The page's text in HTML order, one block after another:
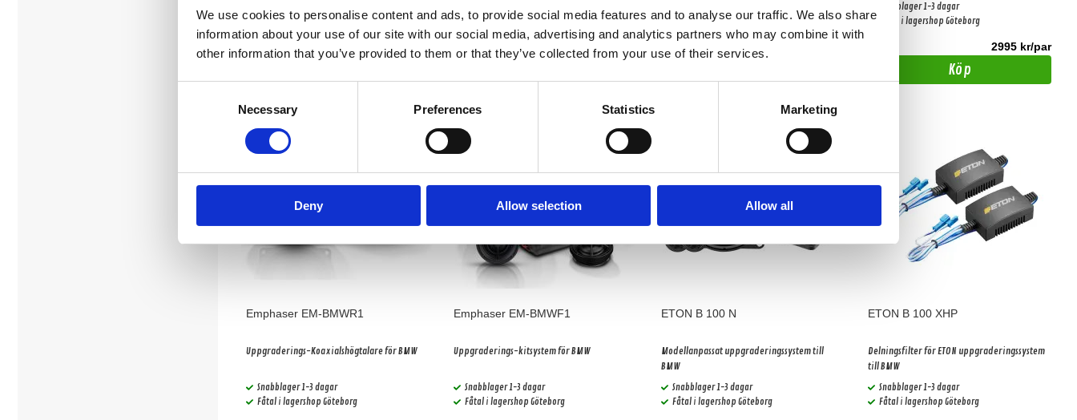
We use cookies to personalise content and ads, to provide social media features and to analyse our traffic. We also share
information about your use of our site with our social media, advertising and analytics partners who may combine it with
other information that you’ve provided to them or that they’ve collected from your use of their services.
Necessary Preferences Statistics Marketing
Deny Allow selection Allow all
Fåtal i lagershop Göteborg
1995 kr/par
Finns i lagershop Göteborg
2995 kr/par
Finns i lagershop Göteborg
Snabblager 1-3 dagar
Finns i lagershop Göteborg
2995 kr/par
Köp
Emphaser EM-BMWR1
Uppgraderings-Koaxialshögtalare för BMW
Snabblager 1-3 dagar
Fåtal i lagershop Göteborg
Emphaser EM-BMWF1
Uppgraderings-kitsystem för BMW
Snabblager 1-3 dagar
Fåtal i lagershop Göteborg
ETON B 100 N
Modellanpassat uppgraderingssystem till
BMW
Snabblager 1-3 dagar
Fåtal i lagershop Göteborg
ETON B 100 XHP
Delningsfilter för ETON uppgraderingssystem
till BMW
Snabblager 1-3 dagar
Fåtal i lagershop Göteborg